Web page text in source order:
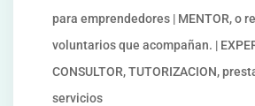
para emprendedores | MENTOR, o
voluntarios que acompañan. |
CONSULTOR, TUTORIZACION,
servicios